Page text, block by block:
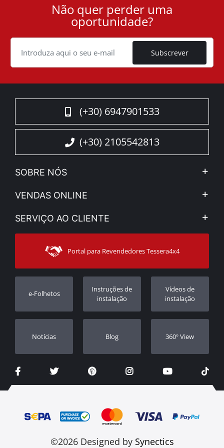
de acessórios de reconhecido sucesso da companhia
Cookie
Não quer perder uma
oportunidade?
Subscrever
(+30) 6947901533
(+30) 2105542813
SOBRE NÓS
A Companhia
Notícias
Sitemap
VENDAS ONLINE
Minha Conta
Modos de Enviο
SERVIÇO AO CLIENTE
Contacto
Apoio ao cliente
Rastrear ordem
Revendedores
Portal para Revendedores Tessera4x4
e-Folhetos
Instruções de
instalação
Vídeos de
instalação
Notícias Blog 360º View
©2026 Designed by Synectics